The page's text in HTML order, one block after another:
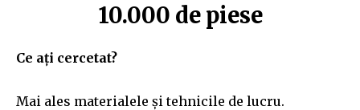
10.000 de piese
Ce ați cercetat?
Mai ales materialele și tehnicile de lucru.